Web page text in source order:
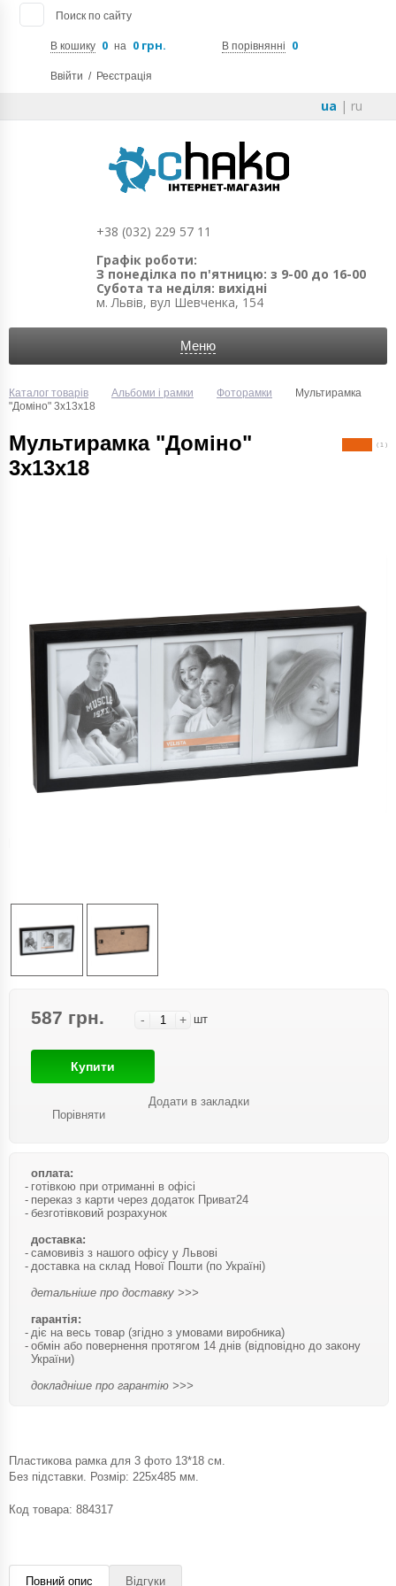
Поиск по сайту
В кошику 0 на 0 грн. В порівнянні 0
Ввійти / Реєстрація
ua | ru
+38 (032) 229 57 11
Графік роботи:
З понеділка по п'ятницю: з 9-00 до 16-00
Субота та неділя: вихідні
м. Львів, вул Шевченка, 154
Меню
Каталог товарів Альбоми і рамки Фоторамки
Мультирамка
"Доміно" 3х13х18
Мультирамка "Доміно"
3х13х18
( 1 )
587 грн. - + шт
Купити
Порівняти
Додати в закладки
оплата:
готівкою при отриманні в офісі
переказ з карти через додаток Приват24
безготівковий розрахунок
доставка:
самовивіз з нашого офісу у Львові
доставка на склад Нової Пошти (по Україні)
детальніше про доставку >>>
гарантія:
діє на весь товар (згідно з умовами виробника)
обмін або повернення протягом 14 днів (відповідно до закону
України)
докладніше про гарантію >>>
Пластикова рамка для 3 фото 13*18 см.
Без підставки. Розмір: 225х485 мм.
Код товара: 884317
Повний опис Відгуки